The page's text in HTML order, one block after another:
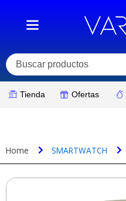
Tienda Ofertas
Home SMARTWATCH